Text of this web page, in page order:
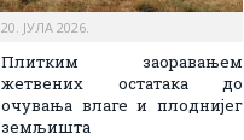
20. ЈУЛА 2026.
Плитким заоравањем
жетвених остатака до
очувања влаге и плоднијег
земљишта